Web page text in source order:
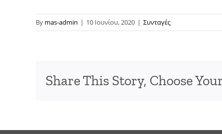
By mas-admin | 10 Ιουνίου, 2020 | Συνταγές
Share This Story, Choose